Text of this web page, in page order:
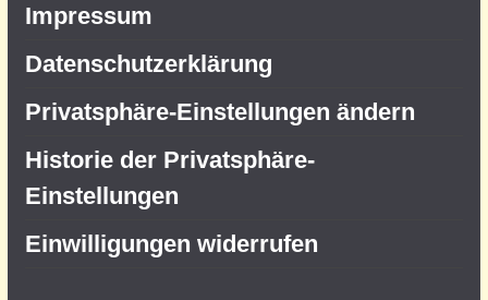
Impressum
Datenschutz­erklärung
Privatsphäre-Einstellungen ändern
Historie der Privatsphäre-
Einstellungen
Einwilligungen widerrufen